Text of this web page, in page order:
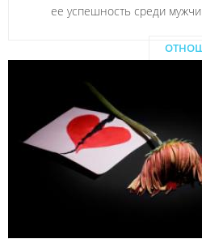
ее успешность среди